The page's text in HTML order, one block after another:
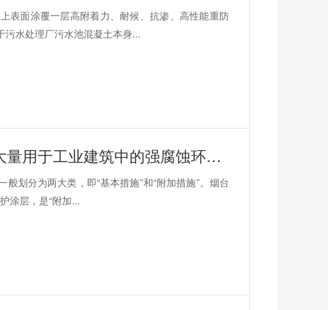
表面涂覆一层高附着力、耐候、抗渗、高性能重防
污水处理厂污水池混凝土本身...
耐久性好、施工简单、价格适中，大量用于工业建筑中的强腐蚀环境的鲁蒙(LM)牌复合防腐防水涂料
划分为两大类，即“基本措施”和“附加措施”。烟台
涂层，是“附加...